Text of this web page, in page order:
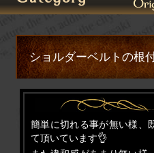
ショルダーベルトの根
簡単に切れる事が無い様、
て頂いています👌